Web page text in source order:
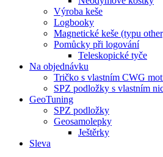
Výroba keše
Logbooky
Magnetické keše (typu
Pomůcky při logování
Teleskopické tyče
Na objednávku
Tričko s vlastním CWG
SPZ podložky s vlastním
GeoTuning
SPZ podložky
Geosamolepky
Ještěrky
Sleva